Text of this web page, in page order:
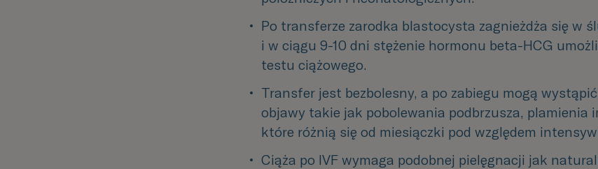
Po transferze zarodka blastocysta zagnieżdża się w
i w ciągu 9-10 dni stężenie hormonu beta-HCG
testu ciążowego.
Transfer jest bezbolesny, a po zabiegu mogą
objawy takie jak pobolewania podbrzusza, plamienia
które różnią się od miesiączki pod względem
Ciąża po IVF wymaga podobnej pielęgnacji jak